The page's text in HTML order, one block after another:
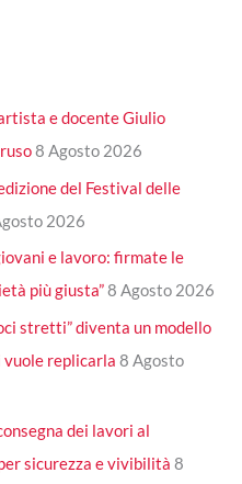
e docente Giulio
8 Agosto 2026
del Festival delle
2026
e lavoro: firmate le
più giusta”8 Agosto 2026
stretti” diventa un modello
vuole replicarla 8 Agosto
dei lavori al
sicurezza e vivibilità 8